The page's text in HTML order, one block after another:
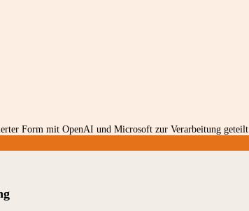
Form mit OpenAI und Microsoft zur Verarbeitung geteilt.